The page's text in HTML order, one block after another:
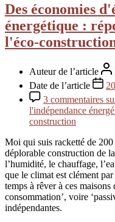
Des économies
énergétique :
l'éco-
Auteur de l’article
Date de l’article
3 commentaires
l'indépendance
construction
Moi qui suis racketté de
déplorable construction de
l’humidité, le chauffage,
que le climat est clément
temps à rêver à ces
consommation’, voire
indépendantes.